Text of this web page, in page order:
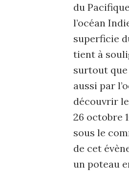
du
l’océan
superficie
tient à
surtout que
aussi par
découvrir
26 octobre
sous le
de cet
un poteau